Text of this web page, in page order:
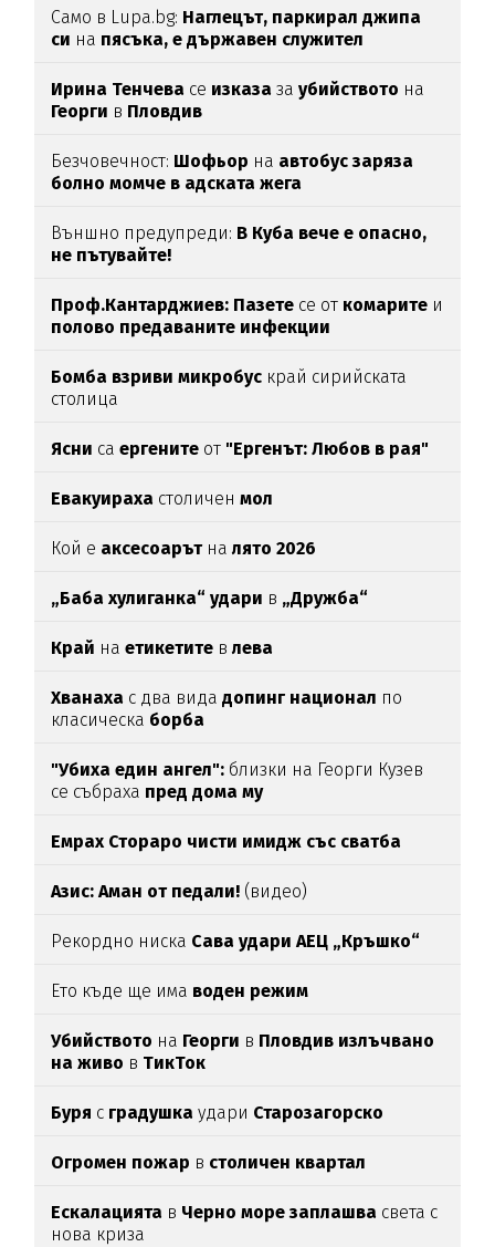
Само в Lupa.bg: Наглецът, паркирал джипа
си на пясъка, е държавен служител
Ирина Тенчева се изказазаубийството на
Георги в Пловдив
Безчовечност: Шофьор на автобус заряза
болно момче в адската жега
Външно предупреди: В Куба вече е опасно,
не пътувайте!
Проф.Кантарджиев: Пазете се от комарите и
полово предаваните инфекции
Бомба взриви микробус край сирийската
столица
Ясни са ергените от "Ергенът: Любов в рая"
Евакуираха столиченмол
Кой е аксесоарътналято 2026
„Баба хулиганка“ удари в „Дружба“
Край наетикетите влева
Хванаха с два видадопинг национал по
класическа борба
"Убиха един ангел": близки на Георги Кузев
се събраха пред дома му
Емрах Стораро чисти имидж със сватба
Азис: Аман от педали! (видео)
Рекордно ниска Сава удари АЕЦ „Кръшко“
Ето къде ще има воден режим
Убийството на Георги в Пловдив излъчвано
на живо в ТикТок
Буря с градушкаудари Старозагорско
Огромен пожар в столичен квартал
Ескалацията в Черно море заплашва света с
нова криза